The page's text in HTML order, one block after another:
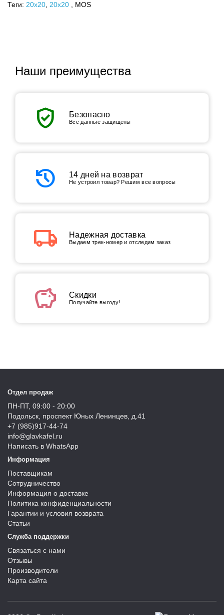
Теги: 20x20 20х20 , MOS
Наши преимущества
verified_user Безопасно
Все данные защищены
history 14 дней на возврат
Не устроил товар? Решим все вопросы
local_shipping Надежная доставка
Выдаем трек-номер и отследим заказ
savings Скидки
Получайте выгоду!
Отдел продаж
ПН-ПТ, 09:00 - 20:00
Подольск, проспект Юных Ленинцев, д.41
+7 (985)917-44-74
info@glavkafel.ru
Написать в WhatsApp
Информация
Поставщикам
Сотрудничество
Информация о доставке
Политика конфиденциальности
Гарантии и условия возврата
Статьи
Служба поддержки
Связаться с нами
Отзывы
Производители
Карта сайта